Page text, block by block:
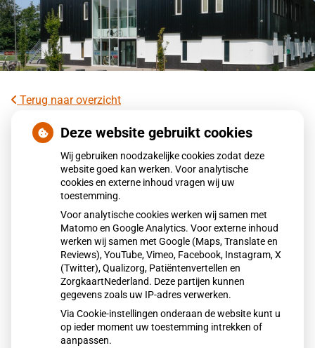
Terug naar overzicht
Wereldwijde primeur voor Anna
Ziekenhuis met 3-D geprinte
heupimplantaat
Het Anna Ziekenhuis plaatste als eerste ter wereld een 3D-
geprint heupimplantaat bij een patiënt met heupdysplasie.
De innovatieve techniek kan een zware operatie voorkomen
en herstel verkorten. In samenwerking met het LUMC loopt
nu een veiligheidsonderzoek bij een kleine patiëntengroep.
Lees het hele artikel op: Nationale zorggids
Publicatiedatum:19-01-2026
Deze website gebruikt cookies
Wij gebruiken noodzakelijke cookies zodat deze
website goed kan werken. Voor analytische
cookies en externe inhoud vragen wij uw
toestemming.
Voor analytische cookies werken wij samen met
Matomo en Google Analytics. Voor externe inhoud
werken wij samen met Google (Maps, Translate en
Reviews), YouTube, Vimeo, Facebook, Instagram, X
(Twitter), Qualizorg, Patiëntenvertellen en
ZorgkaartNederland. Deze partijen kunnen
gegevens zoals uw IP-adres verwerken.
Via Cookie-instellingen onderaan de website kunt u
op ieder moment uw toestemming intrekken of
aanpassen.